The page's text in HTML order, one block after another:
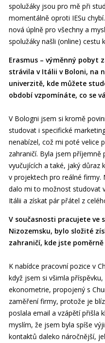
spolužáky jsou pro mě při
momentálně oproti IESu
nová úplně pro všechny a
spolužáky našli (online) cestu
Erasmus – výměnný pobyt
strávila v Itálii v Boloni, na
univerzitě, kde můžete
období vzpomínáte, co se
V Bologni jsem si kromě
studovat i specifické
nenabízel, což mi poté velice
zahraničí. Byla jsem
vyučujících a také, jaký důraz
v projektech pro reálné firmy.
dalo mi to možnost studovat
Itálii a získat pár přátel z
V současnosti pracujete ve
Nizozemsku, bylo složité
zahraničí, kde jste
K nabídce pracovní pozice v
když jsem si všimla
ekonometrie, propojený s
zaměření firmy, protože je
poslala email a vzápětí přišla
myslím, že jsem byla spíše
kontaktů daleko náročnější,